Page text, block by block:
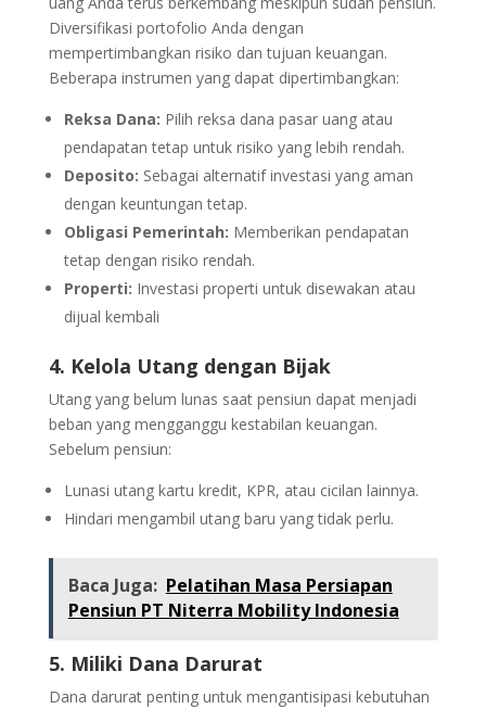
Diversifikasi portofolio Anda dengan
mempertimbangkan risiko dan tujuan keuangan.
Beberapa instrumen yang dapat dipertimbangkan:
Reksa Dana: Pilih reksa dana pasar uang atau
pendapatan tetap untuk risiko yang lebih rendah.
Deposito: Sebagai alternatif investasi yang aman
dengan keuntungan tetap.
Obligasi Pemerintah: Memberikan pendapatan
tetap dengan risiko rendah.
Properti: Investasi properti untuk disewakan atau
dijual kembali
4. Kelola Utang dengan Bijak
Utang yang belum lunas saat pensiun dapat menjadi
beban yang mengganggu kestabilan keuangan.
Sebelum pensiun:
Lunasi utang kartu kredit, KPR, atau cicilan lainnya.
Hindari mengambil utang baru yang tidak perlu.
Baca Juga: Pelatihan Masa Persiapan
Pensiun PT Niterra Mobility Indonesia
5. Miliki Dana Darurat
Dana darurat penting untuk mengantisipasi kebutuhan